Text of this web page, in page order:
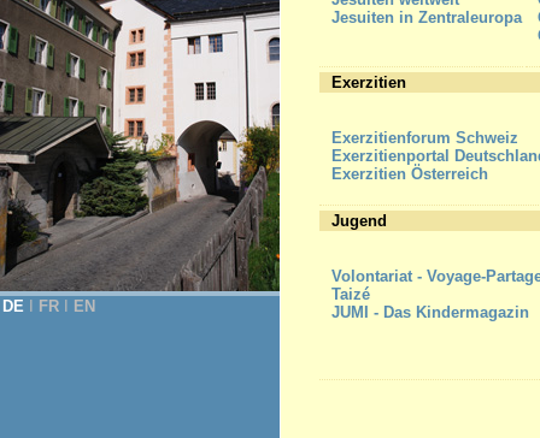
DE FR EN
Jesuiten in Zentraleuropa
Exerzitien
Exerzitienforum Schweiz
Exerzitienportal
Exerzitien Österreich
Jugend
Volontariat - Voyage-
Taizé
JUMI - Das Kindermagazin